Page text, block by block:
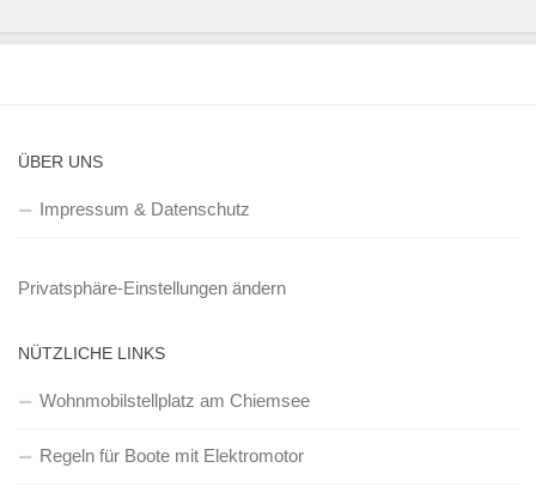
ÜBER UNS
Impressum & Datenschutz
Privatsphäre-Einstellungen ändern
NÜTZLICHE LINKS
Wohnmobilstellplatz am Chiemsee
Regeln für Boote mit Elektromotor